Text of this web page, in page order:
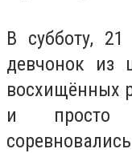
В субботу,
девчонок
восхищённых
и просто